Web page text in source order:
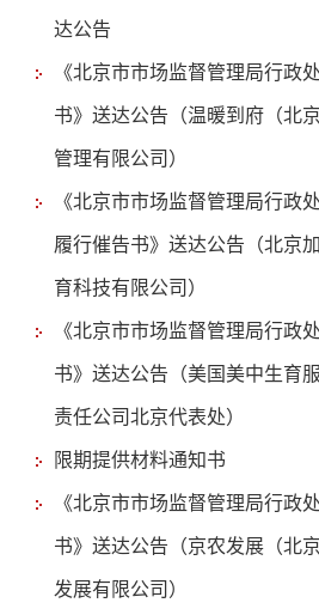
达公告
《北京市市场监督管理局行政
书》送达公告（温暖到府（北
管理有限公司）
《北京市市场监督管理局行政
履行催告书》送达公告（北京
育科技有限公司）
《北京市市场监督管理局行政
书》送达公告（美国美中生育
责任公司北京代表处）
限期提供材料通知书
《北京市市场监督管理局行政
书》送达公告（京农发展（北
发展有限公司）